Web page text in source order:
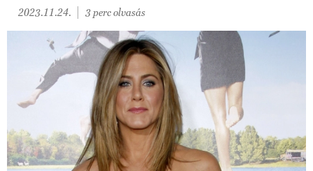
2023.11.24. 3 perc olvasás